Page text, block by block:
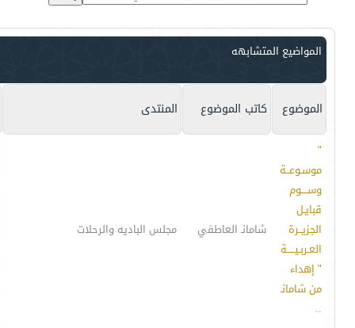
المواضيع المتشابهه
الموضوع كاتب الموضوع المنتدى
"
موسـوعــة
وســــوم
قبايـل
الجزيــرة
العـربـيـــــة
" إهداء
من شامانـ
..
شامانـ العاطفي مجلس الباديه والرحلات